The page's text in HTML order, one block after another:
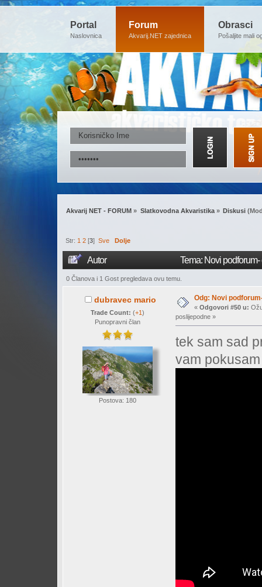
Portal
Naslovnica
Forum
Akvarij.NET zajednica
Obrasci
Pošaljite mali
Akvarij NET - FORUM » Slatkovodna Akvaristika» Diskusi
Str:1 2 [3]Sve Dolje
Autor Tema: Novi
0 Članova i 1 Gost pregledava ovu temu.
dubravec mario
Trade Count: (+1)
Punopravni član
Postova: 180
Odg: Novi
« Odgovori #50 u:
poslijepodne »
tek sam sad
vam